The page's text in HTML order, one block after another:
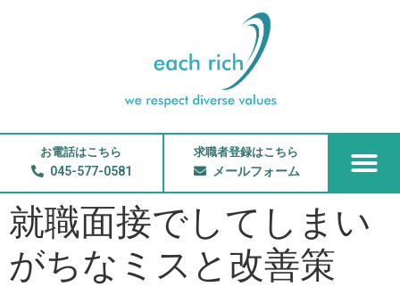
お電話はこちら
045-577-0581
求職者登録はこちら
メールフォーム
就職面接でしてしまい
がちなミスと改善策